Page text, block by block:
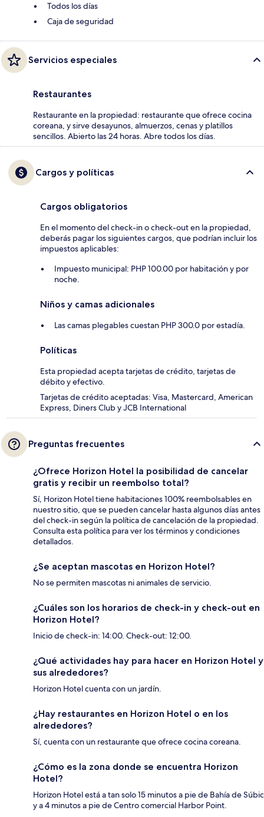
Todos los días
Caja de seguridad
Servicios especiales
Restaurantes
Restaurante en la propiedad: restaurante que ofrece cocina
coreana, y sirve desayunos, almuerzos, cenas y platillos
sencillos. Abierto las 24 horas. Abre todos los días.
Cargos y políticas
Cargos obligatorios
En el momento del check-in o check-out en la propiedad,
deberás pagar los siguientes cargos, que podrían incluir los
impuestos aplicables:
Impuesto municipal: PHP 100.00 por habitación y por
noche.
Niños y camas adicionales
Las camas plegables cuestan PHP 300.0 por estadía.
Políticas
Esta propiedad acepta tarjetas de crédito, tarjetas de
débito y efectivo.
Tarjetas de crédito aceptadas: Visa, Mastercard, American
Express, Diners Club y JCB International
Preguntas frecuentes
¿Ofrece Horizon Hotel la posibilidad de cancelar
gratis y recibir un reembolso total?
Sí, Horizon Hotel tiene habitaciones 100% reembolsables en
nuestro sitio, que se pueden cancelar hasta algunos días antes
del check-in según la política de cancelación de la propiedad.
Consulta esta política para ver los términos y condiciones
detallados.
¿Se aceptan mascotas en Horizon Hotel?
No se permiten mascotas ni animales de servicio.
¿Cuáles son los horarios de check-in y check-out en
Horizon Hotel?
Inicio de check-in: 14:00. Check-out: 12:00.
¿Qué actividades hay para hacer en Horizon Hotel y
sus alrededores?
Horizon Hotel cuenta con un jardín.
¿Hay restaurantes en Horizon Hotel o en los
alrededores?
Sí, cuenta con un restaurante que ofrece cocina coreana.
¿Cómo es la zona donde se encuentra Horizon
Hotel?
Horizon Hotel está a tan solo 15 minutos a pie de Bahía de Súbic
y a 4 minutos a pie de Centro comercial Harbor Point.